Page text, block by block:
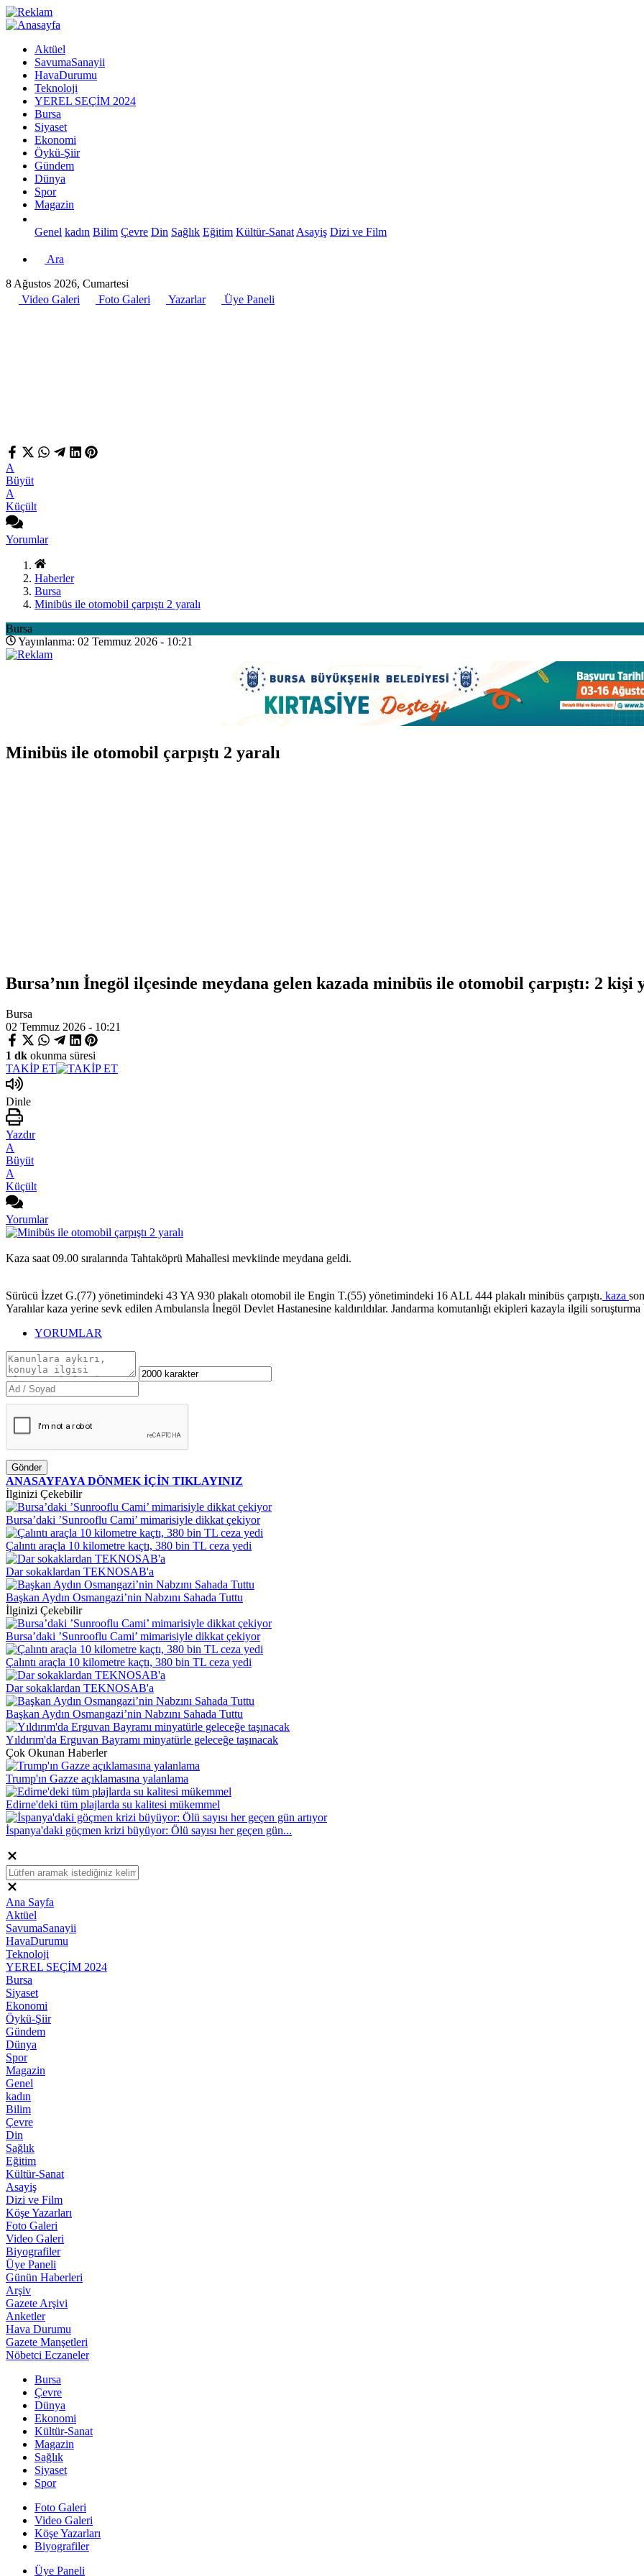
Aktüel
SavumaSanayii
HavaDurumu
Teknoloji
YEREL SEÇİM 2024
Bursa
Siyaset
Ekonomi
Öykü-Şiir
Gündem
Dünya
Spor
Magazin
Genel kadın Bilim Çevre Din Sağlık Eğitim Kültür-Sanat Asayiş Dizi ve Film
Ara
8 Ağustos 2026, Cumartesi
Video Galeri
Foto Galeri Yazarlar Üye Paneli
A
Büyüt
A
Küçült
Yorumlar
Haberler
Bursa
Minibüs ile otomobil çarpıştı 2 yaralı
Bursa
Yayınlanma: 02 Temmuz 2026 - 10:21
Minibüs ile otomobil çarpıştı 2 yaralı
Bursa’nın İnegöl ilçesinde meydana gelen kazada minibüs ile otomobil çarpıştı: 2 kişi
Bursa
02 Temmuz 2026 - 10:21
1 dk okunma süresi
TAKİP ET
Dinle
Yazdır
A
Büyüt
A
Küçült
Yorumlar
Kaza saat 09.00 sıralarında Tahtaköprü Mahallesi mevkiinde meydana geldi.
Sürücü İzzet G.(77) yönetimindeki 43 YA 930 plakalı otomobil ile Engin T.(55) yönetimindeki 16 ALL 444 plakalı minibüs çarpıştı. kaza
Yaralılar kaza yerine sevk edilen Ambulansla İnegöl Devlet Hastanesine kaldırıldılar. Jandarma komutanlığı ekipleri kazayla ilgili soruşturma
YORUMLAR
Gönder
ANASAYFAYA DÖNMEK İÇİN TIKLAYINIZ
İlginizi Çekebilir
Bursa’daki ’Sunrooflu Cami’ mimarisiyle dikkat çekiyor
Çalıntı araçla 10 kilometre kaçtı, 380 bin TL ceza yedi
Dar sokaklardan TEKNOSAB'a
Başkan Aydın Osmangazi’nin Nabzını Sahada Tuttu
İlginizi Çekebilir
Bursa’daki ’Sunrooflu Cami’ mimarisiyle dikkat çekiyor
Çalıntı araçla 10 kilometre kaçtı, 380 bin TL ceza yedi
Dar sokaklardan TEKNOSAB'a
Başkan Aydın Osmangazi’nin Nabzını Sahada Tuttu
Yıldırım'da Erguvan Bayramı minyatürle geleceğe taşınacak
Çok Okunan Haberler
Trump'ın Gazze açıklamasına yalanlama
Edirne'deki tüm plajlarda su kalitesi mükemmel
İspanya'daki göçmen krizi büyüyor: Ölü sayısı her geçen gün...
Ana Sayfa
Aktüel
SavumaSanayii
HavaDurumu
Teknoloji
YEREL SEÇİM 2024
Bursa
Siyaset
Ekonomi
Öykü-Şiir
Gündem
Dünya
Spor
Magazin
Genel
kadın
Bilim
Çevre
Din
Sağlık
Eğitim
Kültür-Sanat
Asayiş
Dizi ve Film
Köşe Yazarları
Foto Galeri
Video Galeri
Biyografiler
Üye Paneli
Günün Haberleri
Arşiv
Gazete Arşivi
Anketler
Hava Durumu
Gazete Manşetleri
Nöbetci Eczaneler
Bursa
Çevre
Dünya
Ekonomi
Kültür-Sanat
Magazin
Sağlık
Siyaset
Spor
Foto Galeri
Video Galeri
Köşe Yazarları
Biyografiler
Üye Paneli